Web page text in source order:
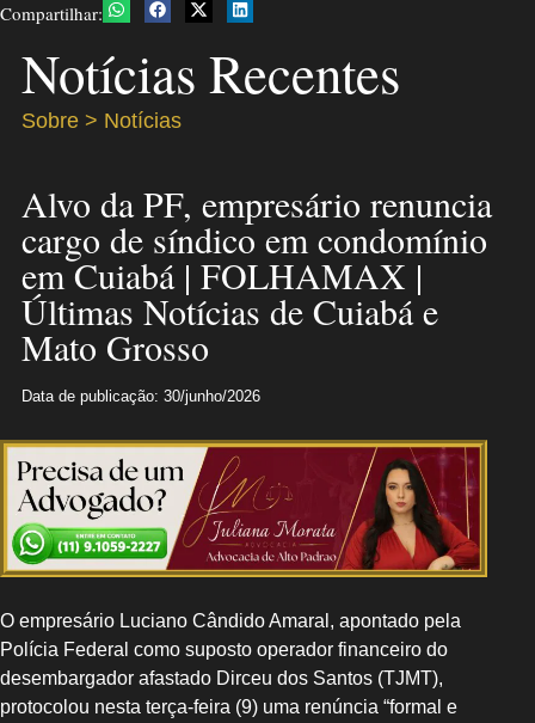
Compartilhar:
Notícias Recentes
Sobre > Notícias
Alvo da PF, empresário renuncia
cargo de síndico em condomínio
em Cuiabá | FOLHAMAX |
Últimas Notícias de Cuiabá e
Mato Grosso
Data de publicação: 30/junho/2026
O empresário Luciano Cândido Amaral, apontado pela
Polícia Federal como suposto operador financeiro do
desembargador afastado Dirceu dos Santos (TJMT),
protocolou nesta terça-feira (9) uma renúncia “formal e